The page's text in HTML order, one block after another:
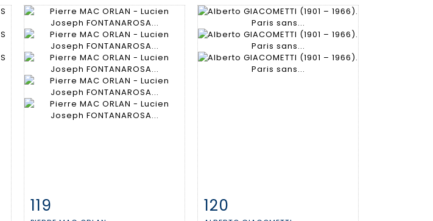
Fiche détaillée
119 Fiche détaillée
120